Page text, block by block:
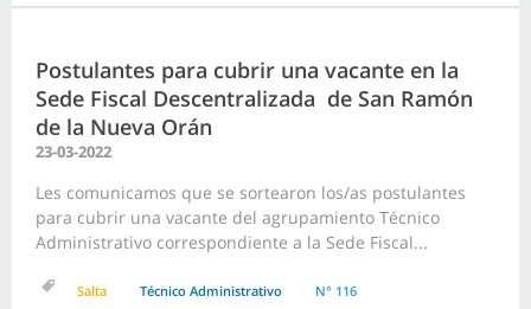
Postulantes para cubrir una vacante en la
Sede Fiscal Descentralizada de San Ramón
de la Nueva Orán
23-03-2022
Les comunicamos que se sortearon los/as postulantes
para cubrir una vacante del agrupamiento Técnico
Administrativo correspondiente a la Sede Fiscal...
Salta Técnico Administrativo N° 116